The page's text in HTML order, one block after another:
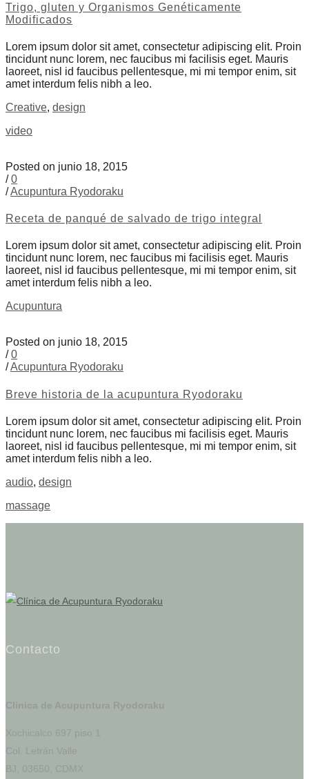
Trigo, gluten y Organismos Genéticamente
Modificados
Lorem ipsum dolor sit amet, consectetur adipiscing elit. Proin
tincidunt nunc lorem, nec faucibus mi facilisis eget. Mauris
laoreet, nisl id faucibus pellentesque, mi mi tempor enim, sit
amet interdum felis nibh a leo.
Creative, design
video
Posted on junio 18, 2015
/0
/Acupuntura Ryodoraku
Receta de panqué de salvado de trigo integral
Lorem ipsum dolor sit amet, consectetur adipiscing elit. Proin
tincidunt nunc lorem, nec faucibus mi facilisis eget. Mauris
laoreet, nisl id faucibus pellentesque, mi mi tempor enim, sit
amet interdum felis nibh a leo.
Acupuntura
Posted on junio 18, 2015
/0
/Acupuntura Ryodoraku
Breve historia de la acupuntura Ryodoraku
Lorem ipsum dolor sit amet, consectetur adipiscing elit. Proin
tincidunt nunc lorem, nec faucibus mi facilisis eget. Mauris
laoreet, nisl id faucibus pellentesque, mi mi tempor enim, sit
amet interdum felis nibh a leo.
audio, design
massage
Contacto
Clinica de Acupuntura Ryodoraku
Xochicalco 697 piso 1
Col. Letrán Valle
BJ, 03650, CDMX